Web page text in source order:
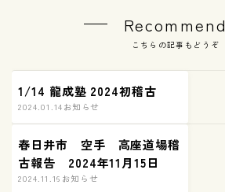
Recommend
こちらの記事もどうぞ
1/14 龍成塾 2024初稽古
2024.01.14お知らせ
春日井市 空手 高座道場稽
古報告 2024年11月15日
2024.11.16 お知らせ